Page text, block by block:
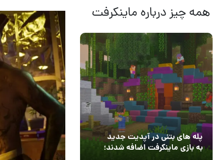
همه چیز درباره ماینکرفت
پله های بتنی در آپدیت جدید
به بازی ماینکرفت اضافه شدند؛